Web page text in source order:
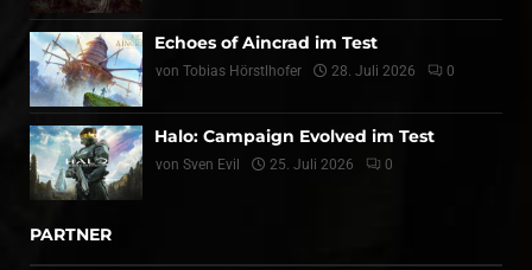
Echoes of Aincrad im Test
von Tobias Hörstlhofer 28. Juli 2026 0
Halo: Campaign Evolved im Test
von Sven Evil 25. Juli 2026 0
PARTNER